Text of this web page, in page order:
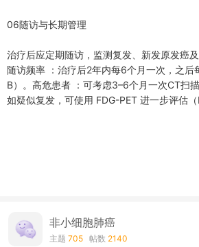
06随访与长期管理
治疗后应定期随访，监测复发、新发原发癌
随访频率 ：治疗后2年内每6个月一次，之后
B）。高危患者 ：可考虑3–6个月一次CT扫
如疑似复发，可使用 FDG-PET 进一步评估（
非小细胞肺癌
主题 705 帖数 2140